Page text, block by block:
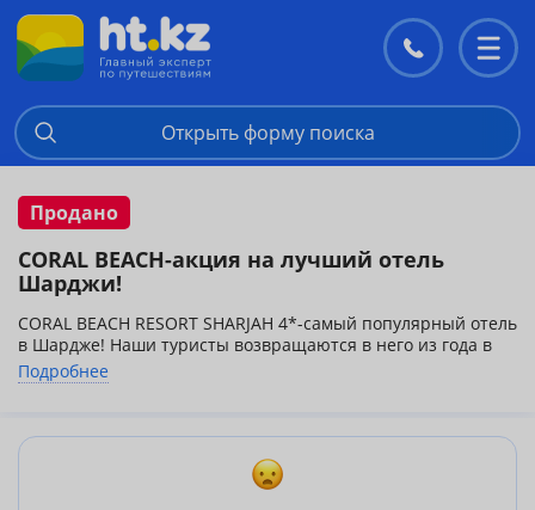
Контакты
меню
Открыть форму поиска
Продано
CORAL BEACH-акция на лучший отель
Шарджи!
CORAL BEACH RESORT SHARJAH 4*-самый популярный отель
в Шардже! Наши туристы возвращаются в него из года в
год, так как CORAL BEACH заслужил репутацию лучшего
отеля Шарджи за счет идеальной пляжной линии, очень
Действует скидка на проживанаие 30% (цены рассчитаны с
учетом скидки)
Подробнее